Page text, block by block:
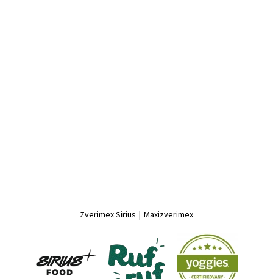
Zverimex Sirius | Maxizverimex